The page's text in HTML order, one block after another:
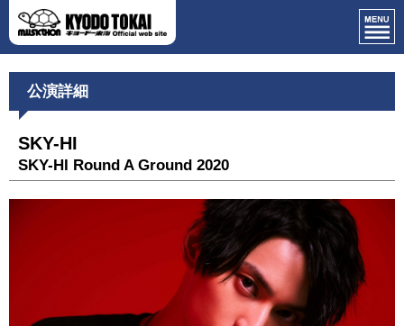
公演詳細
SKY-HI
SKY-HI Round A Ground 2020